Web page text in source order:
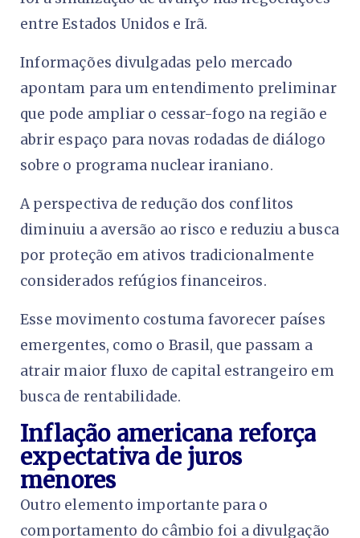
entre Estados Unidos e Irã.
Informações divulgadas pelo mercado
apontam para um entendimento preliminar
que pode ampliar o cessar-fogo na região e
abrir espaço para novas rodadas de diálogo
sobre o programa nuclear iraniano.
A perspectiva de redução dos conflitos
diminuiu a aversão ao risco e reduziu a busca
por proteção em ativos tradicionalmente
considerados refúgios financeiros.
Esse movimento costuma favorecer países
emergentes, como o Brasil, que passam a
atrair maior fluxo de capital estrangeiro em
busca de rentabilidade.
Inflação americana reforça
expectativa de juros
menores
Outro elemento importante para o
comportamento do câmbio foi a divulgação